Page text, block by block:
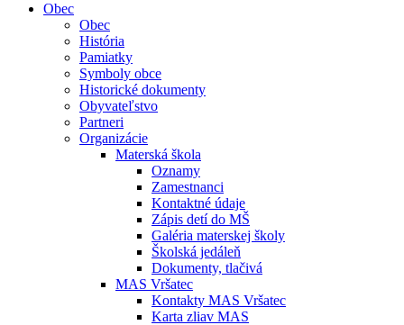
Obec
Obec
História
Pamiatky
Symboly obce
Historické dokumenty
Obyvateľstvo
Partneri
Organizácie
Materská škola
Oznamy
Zamestnanci
Kontaktné údaje
Zápis detí do MŠ
Galéria materskej školy
Školská jedáleň
Dokumenty, tlačivá
MAS Vršatec
Kontakty MAS Vršatec
Karta zliav MAS